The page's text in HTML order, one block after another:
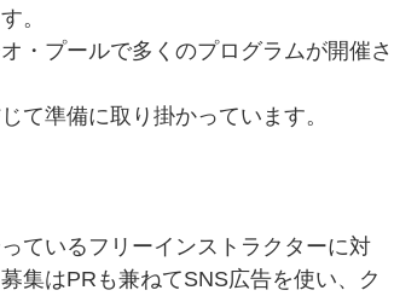
。
・プールで多くのプログラムが開催さ
て準備に取り掛かっています。
ているフリーインストラクターに対
集はPRも兼ねてSNS広告を使い、ク